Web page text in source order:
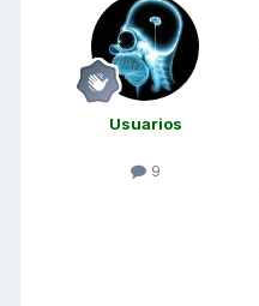
Usuarios
9